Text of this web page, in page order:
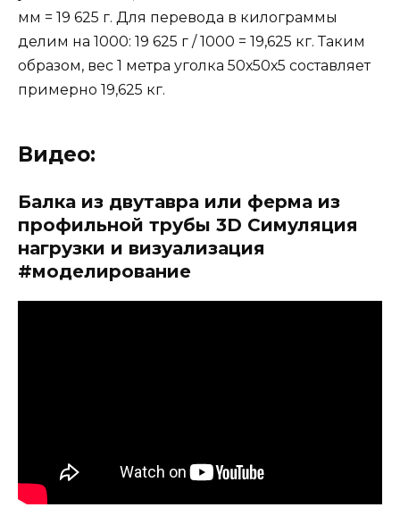
мм = 19 625 г. Для перевода в килограммы
делим на 1000: 19 625 г / 1000 = 19,625 кг. Таким
образом, вес 1 метра уголка 50х50х5 составляет
примерно 19,625 кг.
Видео:
Балка из двутавра или ферма из
профильной трубы 3D Симуляция
нагрузки и визуализация
#моделирование